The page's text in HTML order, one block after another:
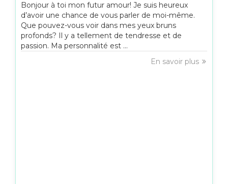
Bonjour à toi mon futur amour! Je suis heureux
d’avoir une chance de vous parler de moi-même.
Que pouvez-vous voir dans mes yeux bruns
profonds? Il y a tellement de tendresse et de
passion. Ma personnalité est ...
En savoir plus